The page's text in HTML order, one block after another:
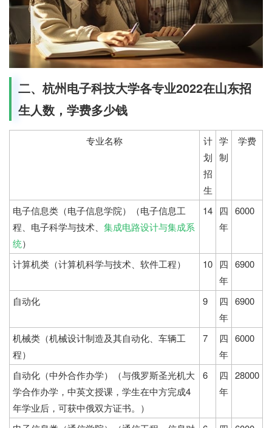
二、杭州电子科技大学各专业2022在山东招
生人数，学费多少钱
专业名称
计
划
招
生
学
制
学费
电子信息类（电子信息学院）（电子信息工
程、电子科学与技术、 集成电路设计与集成系
统）
14 四
年
6000
计算机类（计算机科学与技术、软件工程） 10 四
年
6900
自动化 9
四
年
6900
机械类（机械设计制造及其自动化、车辆工
程）
7
四
年
6000
自动化（中外合作办学）（与俄罗斯圣光机大
学合作办学，中英文授课，学生在中方完成4
年学业后，可获中俄双方证书。）
6
四
年
28000